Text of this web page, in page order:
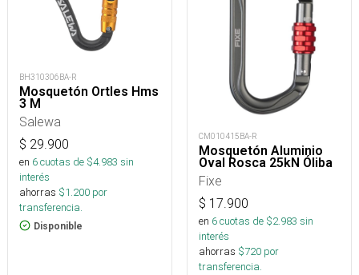
BH310306BA-R
Mosquetón Ortles Hms
3 M
Salewa
$ 29.900
en 6cuotas de $4.983 sin
interés
ahorras $1.200 por
transferencia.
Disponible
CM010415BA-R
Mosquetón Aluminio
Oval Rosca 25kN Óliba
Fixe
$ 17.900
en 6cuotas de $2.983 sin
interés
ahorras $720 por
transferencia.